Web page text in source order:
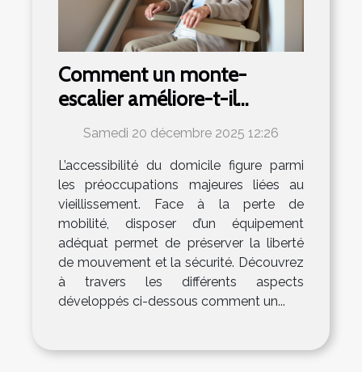
Comment un monte-
escalier améliore-t-il
l'autonomie des seniors ?
Samedi 20 décembre 2025 12:26
L’accessibilité du domicile figure parmi
les préoccupations majeures liées au
vieillissement. Face à la perte de
mobilité, disposer d’un équipement
adéquat permet de préserver la liberté
de mouvement et la sécurité. Découvrez
à travers les différents aspects
développés ci-dessous comment un...